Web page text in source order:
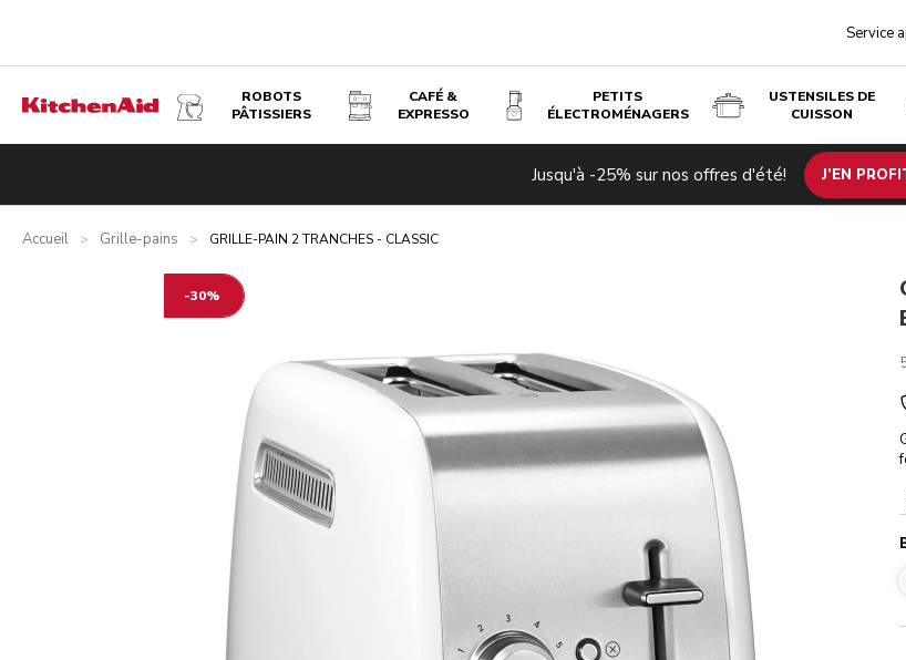
Service
ROBOTS
PÂTISSIERS
CAFÉ &
EXPRESSO
PETITS
ÉLECTROMÉNAGERS
USTENSILES DE
CUISSON
Jusqu'à -25% sur nos offres d'été! J’EN
Accueil > Grille-pains > GRILLE-PAIN 2 TRANCHES - CLASSIC
Produits associés Inspiration Caractéristiques €
-30%